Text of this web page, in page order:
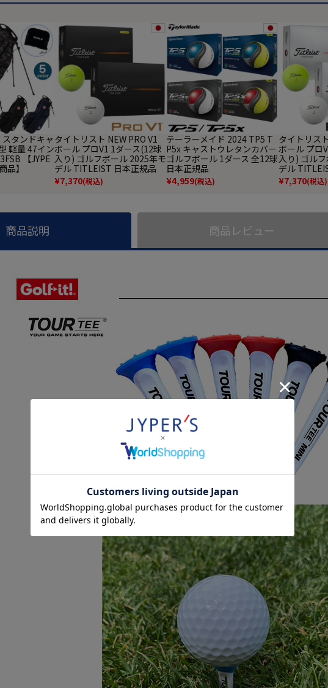
スタンドキャ
軽量 47イン
【JYPE
品】
タイトリスト NEW PRO V1
ボール プロV1 1ダース(12球
入り) ゴルフボール 2025年モ
デル TITLEIST 日本正規品
¥7,370(税込)
テーラーメイド 2024 TP5 T
P5x キャストウレタンカバー
ゴルフボール 1ダース 全12球
日本正規品
¥4,959(税込)
タイトリス
ボール プロ
入り) ゴル
デル
¥7,370(税込)
商品説明 商品レビュー